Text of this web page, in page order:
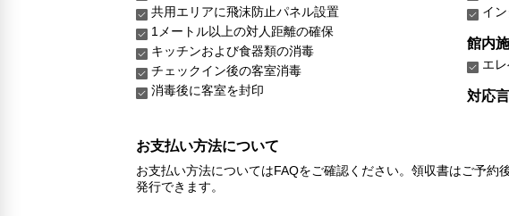
共用エリアに飛沫防止パネル設置
1メートル以上の対人距離の確保
キッチンおよび食器類の消毒
チェックイン後の客室消毒
消毒後に客室を封印
イ
館内
エ
対応
お支払い方法について
お支払い方法についてはFAQをご確認ください。領収書はご予
発行できます。